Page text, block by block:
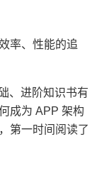
率、性能的追
、进阶知识书有
成为 APP 架构
第一时间阅读了